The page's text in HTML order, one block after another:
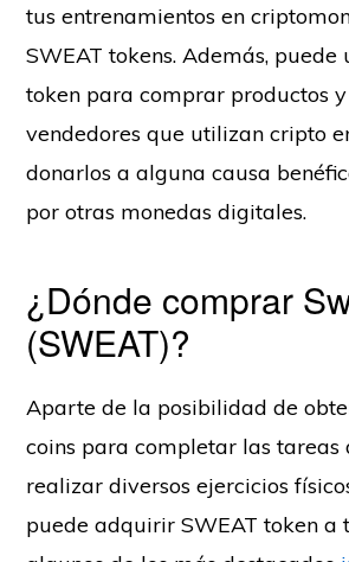
tus entrenamientos en
SWEAT tokens. Además, puede
token para comprar productos
vendedores que utilizan cripto
donarlos a alguna causa
por otras monedas digitales.
¿Dónde comprar
(SWEAT)?
Aparte de la posibilidad de
coins para completar las tareas
realizar diversos ejercicios
puede adquirir SWEAT token a